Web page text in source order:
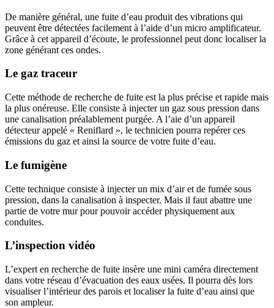
De manière général, une fuite d’eau produit des vibrations qui
peuvent être détectées facilement à l’aide d’un micro amplificateur.
Grâce à cet appareil d’écoute, le professionnel peut donc localiser la
zone générant ces ondes.
Le gaz traceur
Cette méthode de recherche de fuite est la plus précise et rapide mais
la plus onéreuse. Elle consiste à injecter un gaz sous pression dans
une canalisation préalablement purgée. A l’aie d’un appareil
détecteur appelé « Reniflard », le technicien pourra repérer ces
émissions du gaz et ainsi la source de votre fuite d’eau.
Le fumigène
Cette technique consiste à injecter un mix d’air et de fumée sous
pression, dans la canalisation à inspecter. Mais il faut abattre une
partie de votre mur pour pouvoir accéder physiquement aux
conduites.
L’inspection vidéo
L’expert en recherche de fuite insère une mini caméra directement
dans votre réseau d’évacuation des eaux usées. Il pourra dès lors
visualiser l’intérieur des parois et localiser la fuite d’eau ainsi que
son ampleur.